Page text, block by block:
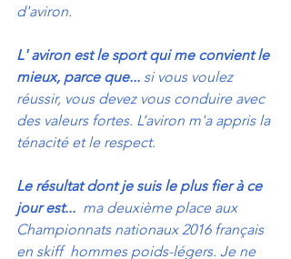
d'aviron.
L' aviron est le sport qui me convient le
mieux, parce que... si vous voulez
réussir, vous devez vous conduire avec
des valeurs fortes. L’aviron m'a appris la
ténacité et le respect.
Le résultat dont je suis le plus fier à ce
jour est...
  ma deuxième place aux
Championnats nationaux 2016 français
en skiff  hommes poids-légers. Je ne